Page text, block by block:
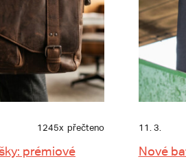
1245x přečteno
prémiové
11. 3.
Nové